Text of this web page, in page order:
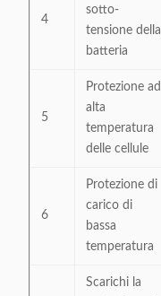
4
sotto-
tensione della
batteria
5
Protezione ad
alta
temperatura
delle cellule
6
Protezione di
carico di
bassa
temperatura
Scarichi la